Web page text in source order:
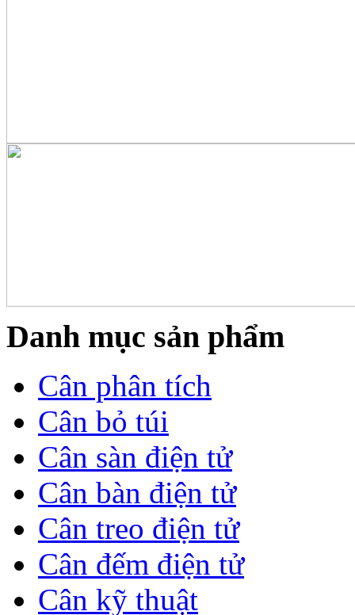
Danh mục sản phẩm
Cân phân tích
Cân bỏ túi
Cân sàn điện tử
Cân bàn điện tử
Cân treo điện tử
Cân đếm điện tử
Cân kỹ thuật